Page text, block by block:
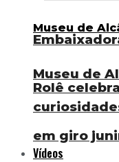
Museu de
Vídeos
Rolê
em giro